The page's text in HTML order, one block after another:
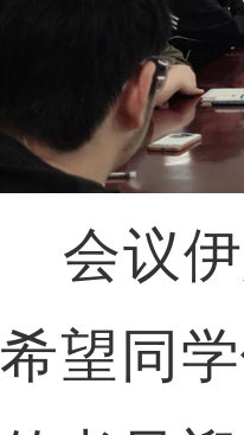
会议
希望同